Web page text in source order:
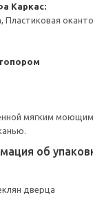
Каркас:
Пластиковая
мягким моющим
об
дверца